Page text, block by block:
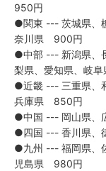
950円
●関東 --- 茨城県、
奈川県 900円
●中部 --- 新潟県、
梨県、愛知県、岐
●近畿 --- 三重県、
兵庫県 850円
●中国 --- 岡山県、
●四国 --- 香川県、
●九州 --- 福岡県、
児島県 980円